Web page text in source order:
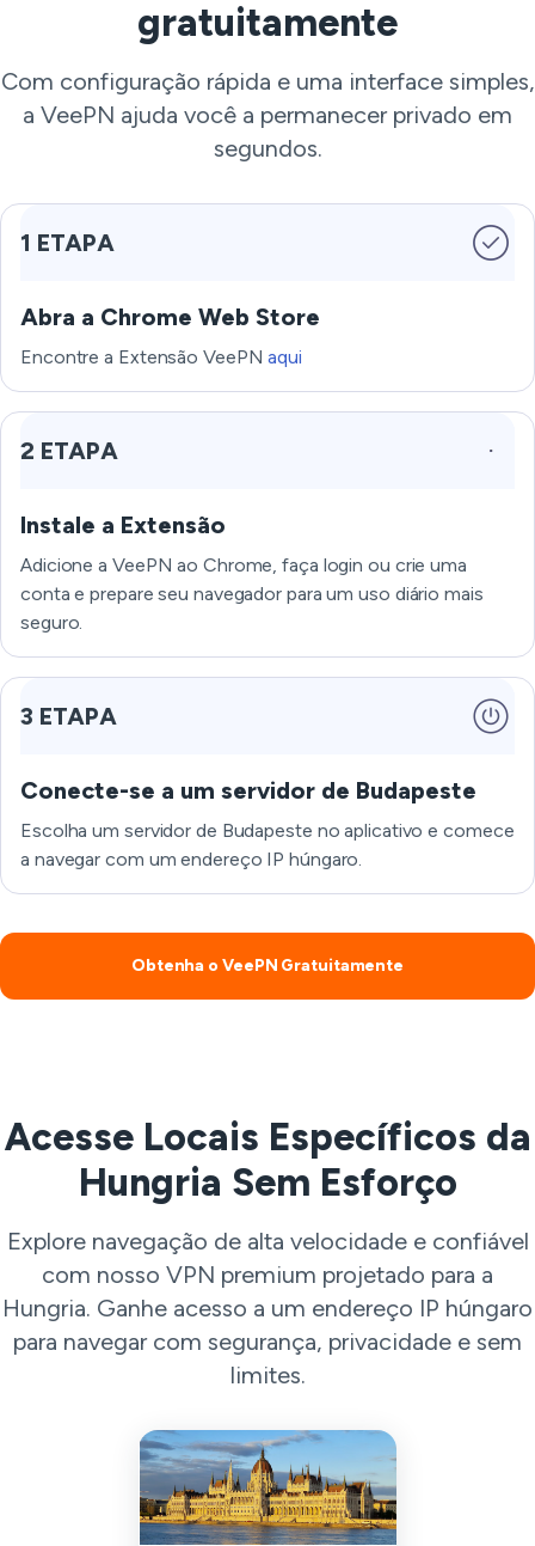
gratuitamente
Com configuração rápida e uma interface simples,
a VeePN ajuda você a permanecer privado em
segundos.
1 ETAPA
Abra a Chrome Web Store
Encontre a Extensão VeePNaqui
2 ETAPA
Instale a Extensão
Adicione a VeePN ao Chrome, faça login ou crie uma
conta e prepare seu navegador para um uso diário mais
seguro.
3 ETAPA
Conecte-se a um servidor de Budapeste
Escolha um servidor de Budapeste no aplicativo e comece
a navegar com um endereço IP húngaro.
Obtenha o VeePN Gratuitamente
Acesse Locais Específicos da
Hungria Sem Esforço
Explore navegação de alta velocidade e confiável
com nosso VPN premium projetado para a
Hungria. Ganhe acesso a um endereço IP húngaro
para navegar com segurança, privacidade e sem
limites.